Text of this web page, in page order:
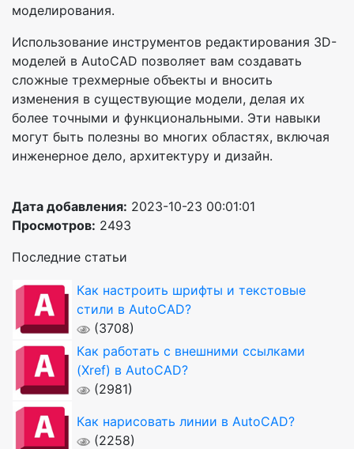
моделирования.
Использование инструментов редактирования 3D-
моделей в AutoCAD позволяет вам создавать
сложные трехмерные объекты и вносить
изменения в существующие модели, делая их
более точными и функциональными. Эти навыки
могут быть полезны во многих областях, включая
инженерное дело, архитектуру и дизайн.
Дата добавления: 2023-10-23 00:01:01
Просмотров: 2493
Последние статьи
Как настроить шрифты и текстовые
стили в AutoCAD?
(3708)
Как работать с внешними ссылками
(Xref) в AutoCAD?
(2981)
Как нарисовать линии в AutoCAD?
(2258)